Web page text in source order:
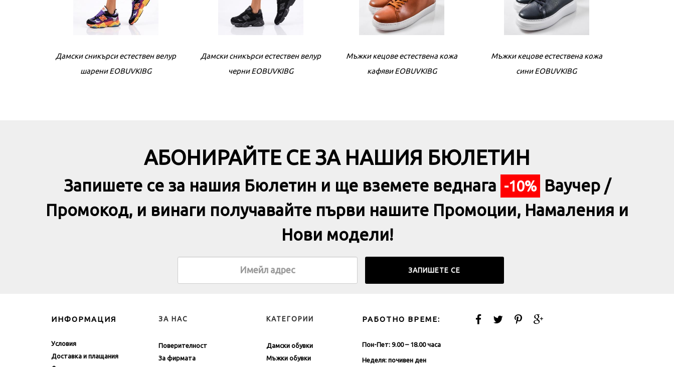
Дамски сникърси естествен велур
шарени EOBUVKIBG
Дамски сникърси естествен велур
черни EOBUVKIBG
Дамски сникърси естествен велур
сиви EOBUVKIBG
Мъжки кецове естествена кожа
кафяви EOBUVKIBG
Мъжки кецове естествена кожа
сини EOBUVKIBG
АБОНИРАЙТЕ СЕ ЗА НАШИЯ БЮЛЕТИН
Запишете се за нашия Бюлетин и ще вземете веднага -10% Ваучер /
Промокод, и винаги получавайте първи нашите Промоции, Намаления и
Нови модели!
ИНФОРМАЦИЯ
Доставка и плащания
Поверителност
За фирмата
Дамски обувки
Мъжки обувки